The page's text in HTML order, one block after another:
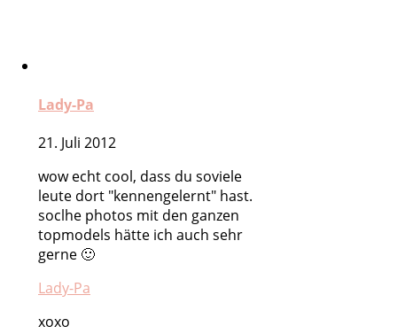
Lady-Pa
21. Juli 2012
wow echt cool, dass du soviele
leute dort "kennengelernt" hast.
soclhe photos mit den ganzen
topmodels hätte ich auch sehr
gerne 🙂
Lady-Pa
xoxo